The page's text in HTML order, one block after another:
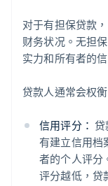
对于有担保贷款
财务状况。无担
实力和所有者的
贷款人通常会权
信用评分： 贷
有建立信用档
者的个人评分
评分越低，贷